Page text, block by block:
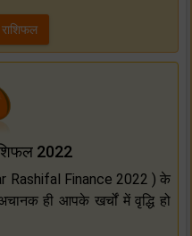
2022
Rashifal Finance 2022 ) के
ही आपके खर्चों में वृद्धि हो